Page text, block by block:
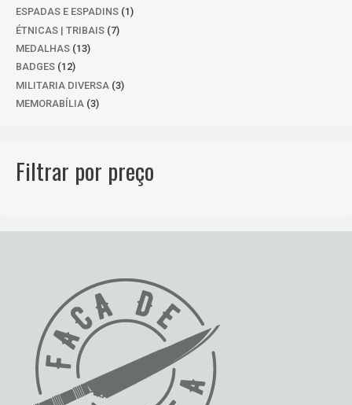
ESPADAS E ESPADINS 11
ÉTNICAS | TRIBAIS 77
MEDALHAS 1313
BADGES 1212
PRODUTOS
MILITARIA DIVERSA 33
MEMORABÍLIA 33
Filtrar por preço